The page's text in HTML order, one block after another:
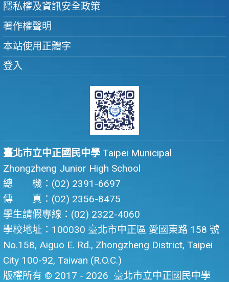
隱私權及資訊安全政策
著作權聲明
本站使用正體字
登入
臺北市立中正國民中學 Taipei Municipal
Zhongzheng Junior High School
總 機：(02) 2391-6697
傳 真：(02) 2356-8475
學生請假專線：(02) 2322-4060
學校地址：100030 臺北市中正區 愛國東路 158 號
No.158, Aiguo E. Rd., Zhongzheng District, Taipei
City 100-92, Taiwan (R.O.C.)
版權所有 © 2017 - 2026 臺北市立中正國民中學